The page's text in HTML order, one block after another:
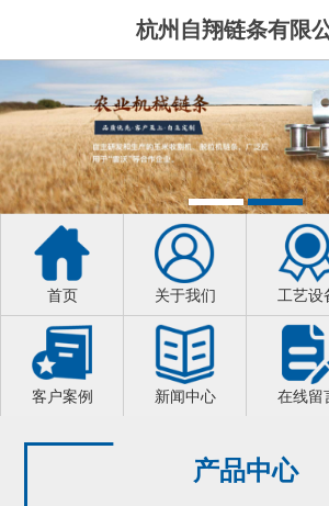
杭州自翔链条有限
首页 关于我们 工艺设
客户案例 新闻中心 在线留
产品中心